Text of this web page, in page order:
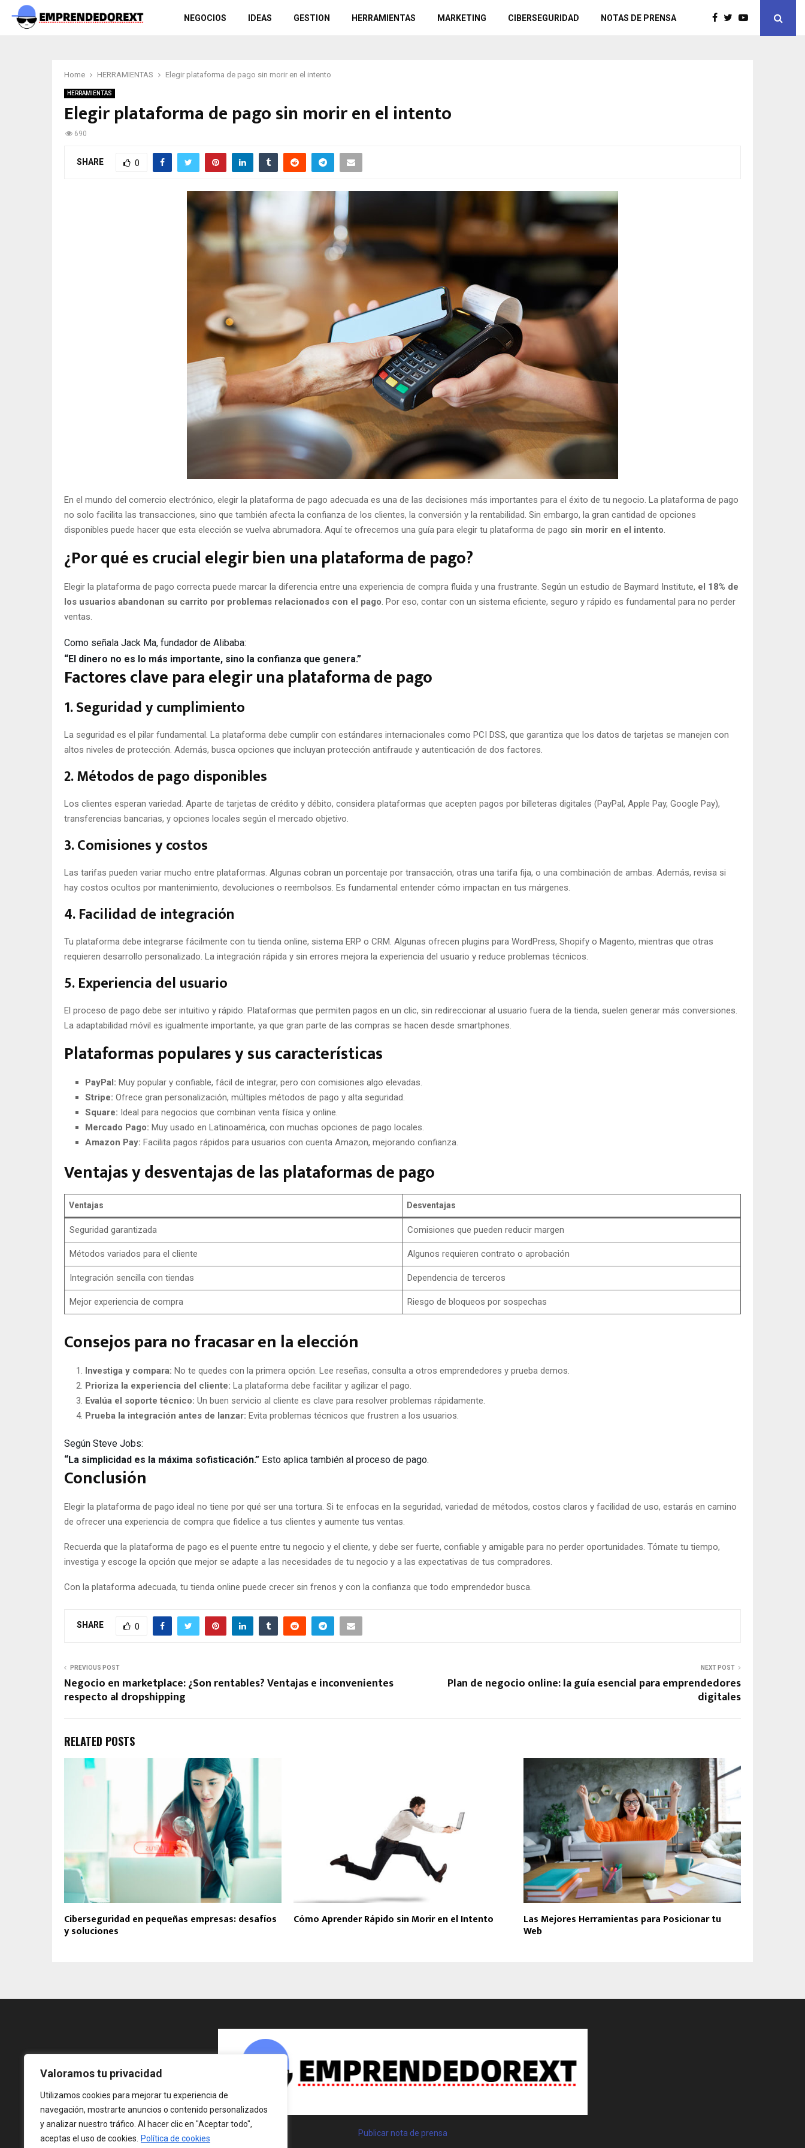
Valoramos tu privacidad
Utilizamos cookies para mejorar tu experiencia de
navegación, mostrarte anuncios o contenido personalizados
y analizar nuestro tráfico. Al hacer clic en "Aceptar todo",
aceptas el uso de cookies.
Política de cookies
NEGOCIOS IDEAS GESTION HERRAMIENTAS MARKETING CIBERSEGURIDAD NOTAS DE PRENSA
Home HERRAMIENTAS Elegir plataforma de pago sin morir en el intento
HERRAMIENTAS
Elegir plataforma de pago sin morir en el intento
690
SHARE 0
En el mundo del comercio electrónico, elegir la plataforma de pago adecuada es una de las decisiones más importantes para el éxito de tu negocio. La plataforma de pago
no solo facilita las transacciones, sino que también afecta la confianza de los clientes, la conversión y la rentabilidad. Sin embargo, la gran cantidad de opciones
disponibles puede hacer que esta elección se vuelva abrumadora. Aquí te ofrecemos una guía para elegir tu plataforma de pago sin morir en el intento
¿Por qué es crucial elegir bien una plataforma de pago?
Elegir la plataforma de pago correcta puede marcar la diferencia entre una experiencia de compra fluida y una frustrante. Según un estudio de Baymard Institute, el 18% de
los usuarios abandonan su carrito por problemas relacionados con el pago . Por eso, contar con un sistema eficiente, seguro y rápido es fundamental para no perder
ventas.
Como señala Jack Ma, fundador de Alibaba:
“El dinero no es lo más importante, sino la confianza que genera.”
Factores clave para elegir una plataforma de pago
1. Seguridad y cumplimiento
La seguridad es el pilar fundamental. La plataforma debe cumplir con estándares internacionales como PCI DSS, que garantiza que los datos de tarjetas se manejen con
altos niveles de protección. Además, busca opciones que incluyan protección antifraude y autenticación de dos factores.
2. Métodos de pago disponibles
Los clientes esperan variedad. Aparte de tarjetas de crédito y débito, considera plataformas que acepten pagos por billeteras digitales (PayPal, Apple Pay, Google Pay),
transferencias bancarias, y opciones locales según el mercado objetivo.
3. Comisiones y costos
Las tarifas pueden variar mucho entre plataformas. Algunas cobran un porcentaje por transacción, otras una tarifa fija, o una combinación de ambas. Además, revisa si
hay costos ocultos por mantenimiento, devoluciones o reembolsos. Es fundamental entender cómo impactan en tus márgenes.
4. Facilidad de integración
Tu plataforma debe integrarse fácilmente con tu tienda online, sistema ERP o CRM. Algunas ofrecen plugins para WordPress, Shopify o Magento, mientras que otras
requieren desarrollo personalizado. La integración rápida y sin errores mejora la experiencia del usuario y reduce problemas técnicos.
5. Experiencia del usuario
El proceso de pago debe ser intuitivo y rápido. Plataformas que permiten pagos en un clic, sin redireccionar al usuario fuera de la tienda, suelen generar más conversiones.
La adaptabilidad móvil es igualmente importante, ya que gran parte de las compras se hacen desde smartphones.
Plataformas populares y sus características
PayPal: Muy popular y confiable, fácil de integrar, pero con comisiones algo elevadas.
Stripe: Ofrece gran personalización, múltiples métodos de pago y alta seguridad.
Square: Ideal para negocios que combinan venta física y online.
Mercado Pago: Muy usado en Latinoamérica, con muchas opciones de pago locales.
Amazon Pay: Facilita pagos rápidos para usuarios con cuenta Amazon, mejorando confianza.
Ventajas y desventajas de las plataformas de pago
Ventajas Desventajas
Seguridad garantizada Comisiones que pueden reducir margen
Métodos variados para el cliente Algunos requieren contrato o aprobación
Integración sencilla con tiendas Dependencia de terceros
Mejor experiencia de compra Riesgo de bloqueos por sospechas
Consejos para no fracasar en la elección
Investiga y compara: No te quedes con la primera opción. Lee reseñas, consulta a otros emprendedores y prueba demos.
Prioriza la experiencia del cliente: La plataforma debe facilitar y agilizar el pago.
Evalúa el soporte técnico: Un buen servicio al cliente es clave para resolver problemas rápidamente.
Prueba la integración antes de lanzar: Evita problemas técnicos que frustren a los usuarios.
Según Steve Jobs:
“La simplicidad es la máxima sofisticación.” Esto aplica también al proceso de pago.
Conclusión
Elegir la plataforma de pago ideal no tiene por qué ser una tortura. Si te enfocas en la seguridad, variedad de métodos, costos claros y facilidad de uso, estarás en camino
de ofrecer una experiencia de compra que fidelice a tus clientes y aumente tus ventas.
Recuerda que la plataforma de pago es el puente entre tu negocio y el cliente, y debe ser fuerte, confiable y amigable para no perder oportunidades. Tómate tu tiempo,
investiga y escoge la opción que mejor se adapte a las necesidades de tu negocio y a las expectativas de tus compradores.
Con la plataforma adecuada, tu tienda online puede crecer sin frenos y con la confianza que todo emprendedor busca.
SHARE 0
PREVIOUS POST
Negocio en marketplace: ¿Son rentables? Ventajas e inconvenientes
respecto al dropshipping
NEXT POST
Plan de negocio online: la guía esencial para emprendedores
digitales
RELATED POSTS
Ciberseguridad en pequeñas empresas: desafíos
y soluciones
Cómo Aprender Rápido sin Morir en el Intento Las Mejores Herramientas para Posicionar tu
Web
Publicar nota de prensa